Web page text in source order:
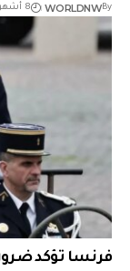
By
WORLDNW 8 أشهر ago
فرنسا تؤكد